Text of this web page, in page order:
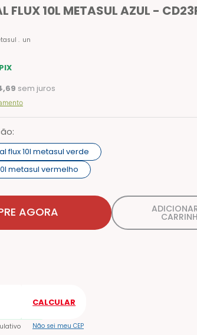
FLUX 10L METASUL AZUL -
un
,69 sem juros
flux 10l metasul verde
metasul vermelho
AGORA
Não sei meu CEP